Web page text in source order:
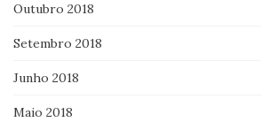
Outubro 2018
Setembro 2018
Junho 2018
Maio 2018